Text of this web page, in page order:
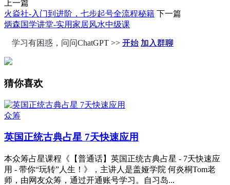
上一篇
火焱社-入门到进阶，七步起号全流程秘籍 下一篇
炳森国学讲堂-实用家居风水中级课
学习有困惑，问问ChatGPT >> 开始 加入群聊
猜你喜欢
众筹
英国正统古典占星 7天快速应用
本众筹占星课程《【普通话】英国正统古典占星 - 7天快速应
用 - 带你“玩转”人生！》，主讲人是盖娅学院 何炎桐Tom老
师，由网友众筹，通过开通账号学习。自习岛...